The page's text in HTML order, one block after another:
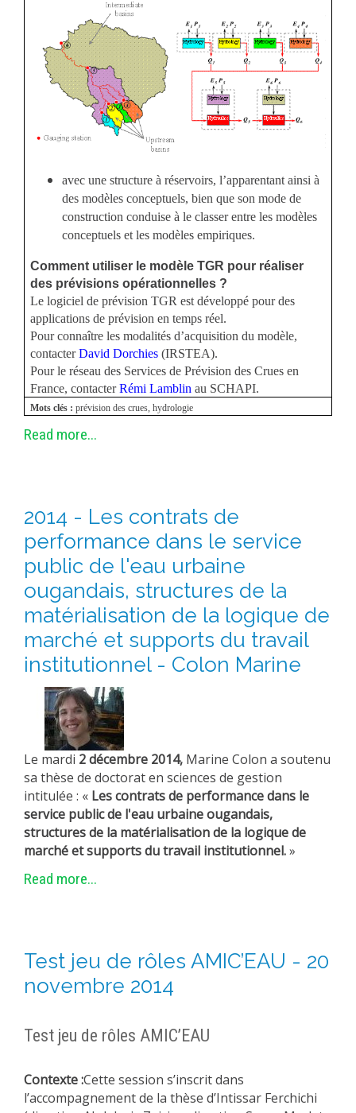
avec une structure à réservoirs, l’apparentant ainsi à
des modèles conceptuels, bien que son mode de
construction conduise à le classer entre les modèles
conceptuels et les modèles empiriques.
Comment utiliser le modèle TGR pour réaliser
des prévisions opérationnelles ?
Le logiciel de prévision TGR est développé pour des
applications de prévision en temps réel.
Pour connaître les modalités d’acquisition du modèle,
contacterDavid Dorchies (IRSTEA).
Pour le réseau des Services de Prévision des Crues en
France, contacterRémi Lamblin au SCHAPI.
Mots clés : prévision des crues, hydrologie
Read more...
2014 - Les contrats de
performance dans le service
public de l'eau urbaine
ougandais, structures de la
matérialisation de la logique de
marché et supports du travail
institutionnel - Colon Marine
Le mardi 2 décembre 2014, Marine Colon a soutenu
sa thèse de doctorat en sciences de gestion
intitulée : « Les contrats de performance dans le
service public de l'eau urbaine ougandais,
structures de la matérialisation de la logique de
marché et supports du travail institutionnel.»
Read more...
Test jeu de rôles AMIC’EAU - 20
novembre 2014
Test jeu de rôles AMIC’EAU
Contexte :Cette session s’inscrit dans
l’accompagnement de la thèse d’Intissar Ferchichi